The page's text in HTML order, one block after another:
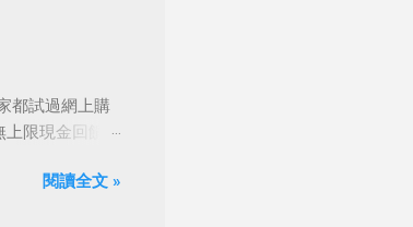
都試過網上購
限現金回饋
閱讀全文 »